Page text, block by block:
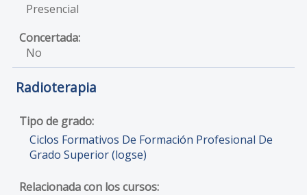
Presencial
No
Radioterapia
Ciclos Formativos De Formación Profesional De
Grado Superior (logse)